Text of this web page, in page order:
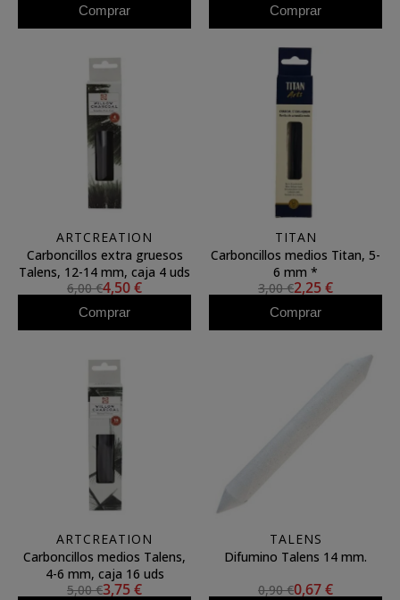
Comprar Comprar
ARTCREATION
Carboncillos extra gruesos
Talens, 12-14 mm, caja 4 uds
6,00 €4,50 €
Comprar
TITAN
Carboncillos medios Titan, 5-
6 mm *
3,00 €2,25 €
Comprar
ARTCREATION
Carboncillos medios Talens,
4-6 mm, caja 16 uds
5,00 €3,75 €
TALENS
Difumino Talens 14 mm.
0,90 €0,67 €